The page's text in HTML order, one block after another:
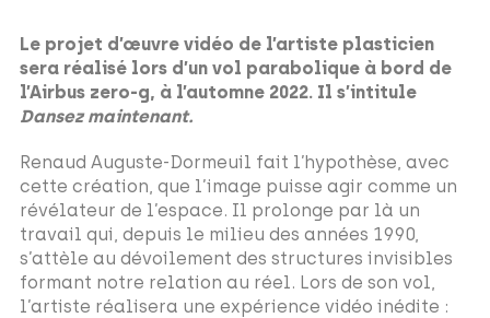
Le projet d’œuvre vidéo de l’artiste plasticien
sera réalisé lors d’un vol parabolique à bord de
l’Airbus zero-g, à l’automne 2022. Il s’intitule
Dansez maintenant.
Renaud Auguste-Dormeuil fait l’hypothèse, avec
cette création, que l’image puisse agir comme un
révélateur de l’espace. Il prolonge par là un
travail qui, depuis le milieu des années 1990,
s’attèle au dévoilement des structures invisibles
formant notre relation au réel. Lors de son vol,
l’artiste réalisera une expérience vidéo inédite :